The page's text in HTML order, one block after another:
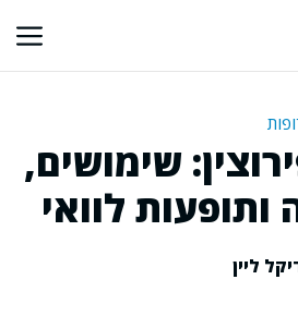
שימושים,
ותופעות לוואי
ליין